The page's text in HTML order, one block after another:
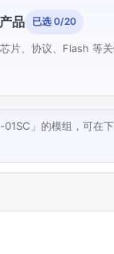
品 已选 0/20
片、协议、Flash 等
01SC」的模组，可在